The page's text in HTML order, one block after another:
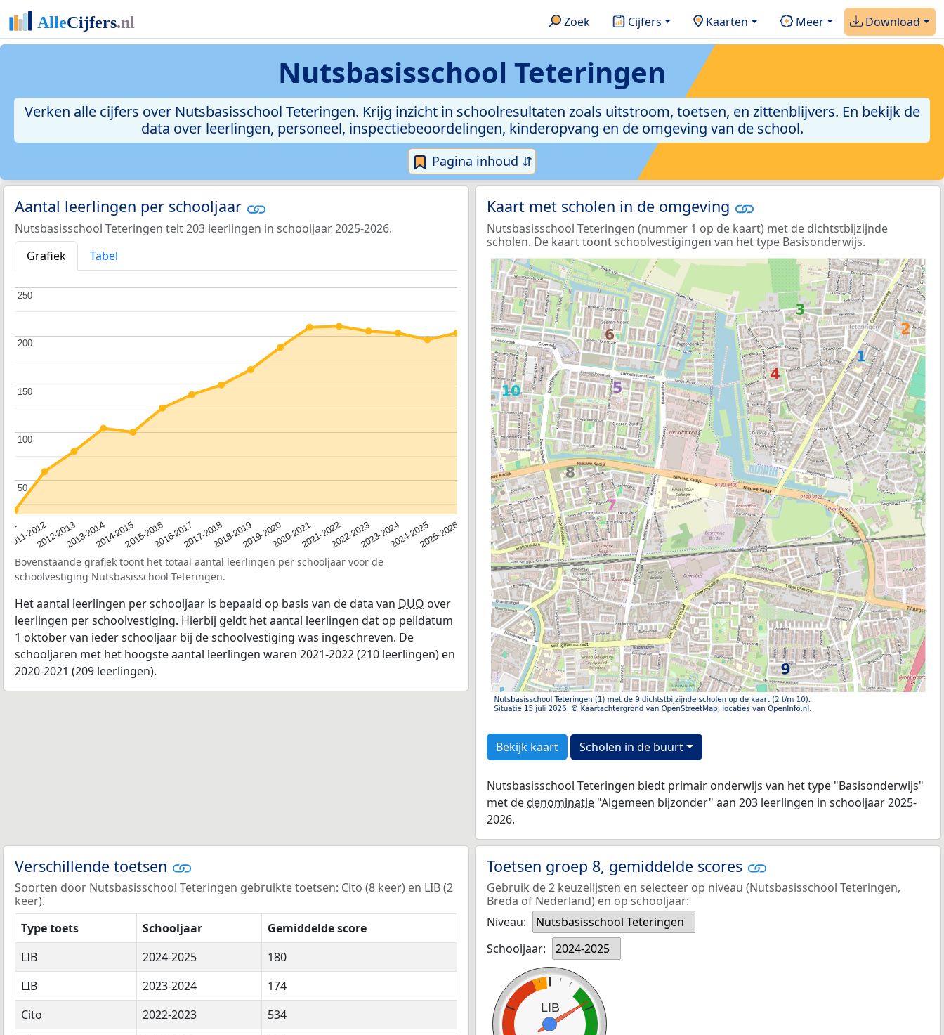
Zoek Cijfers Kaarten Meer Download
Nutsbasisschool Teteringen
Verken alle cijfers over Nutsbasisschool Teteringen. Krijg inzicht in schoolresultaten zoals uitstroom, toetsen, en zittenblijvers. En bekijk de
data over leerlingen, personeel, inspectiebeoordelingen, kinderopvang en de omgeving van de school.
Pagina inhoud ⇵
Aantal leerlingen per schooljaar
Nutsbasisschool Teteringen telt 203 leerlingen in schooljaar 2025-2026.
Grafiek
Tabel
2011-20122012-20132013-20142014-20152015-20162016-20172017-20182018-20192019-20202020-20212021-20222022-20232023-20242024-20252025-2026
50
50
100
100
150
150
200
200
250
250
Bovenstaande grafiek toont het totaal aantal leerlingen per schooljaar voor de
schoolvestiging Nutsbasisschool Teteringen.
Het aantal leerlingen per schooljaar is bepaald op basis van de data van DUO over
leerlingen per schoolvestiging. Hierbij geldt het aantal leerlingen dat op peildatum
1 oktober van ieder schooljaar bij de schoolvestiging was ingeschreven. De
schooljaren met het hoogste aantal leerlingen waren 2021-2022 (210 leerlingen) en
2020-2021 (209 leerlingen).
Kaart met scholen in de omgeving
Nutsbasisschool Teteringen (nummer 1 op de kaart) met de dichtstbijzijnde
scholen. De kaart toont schoolvestigingen van het type Basisonderwijs.
Bekijk kaart Scholen in de buurt
Nutsbasisschool Teteringen biedt primair onderwijs van het type "Basisonderwijs"
met dedenominatie "Algemeen bijzonder" aan 203 leerlingen in schooljaar 2025-
2026.
Verschillende toetsen
Soorten door Nutsbasisschool Teteringen gebruikte toetsen: Cito (8 keer) en LIB (2
keer).
Type toets
Schooljaar
Gemiddelde score
LIB
2024-2025
180
LIB
2023-2024
174
Cito
2022-2023
534
Toetsen groep 8, gemiddelde scores
Gebruik de 2 keuzelijsten en selecteer op niveau (Nutsbasisschool Teteringen,
Breda of Nederland) en op schooljaar:
Niveau:
Nutsbasisschool Teteringen
Schooljaar:
2024-2025
LIB